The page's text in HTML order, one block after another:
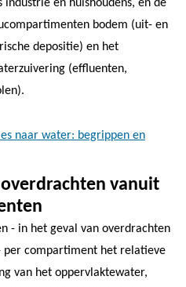
industrie en huishoudens, en de
bodem (uit- en
depositie) en het
(effluenten,
naar water: begrippen en
vanuit
- in het geval van overdrachten
per compartiment het relatieve
van het oppervlaktewater,